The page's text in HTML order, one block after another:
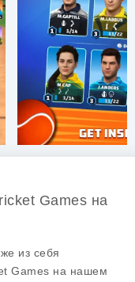
Games на
из себя
Games на нашем